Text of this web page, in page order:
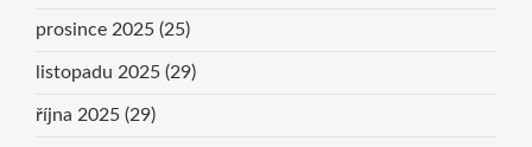
prosince 2025 (25)
listopadu 2025 (29)
října 2025 (29)